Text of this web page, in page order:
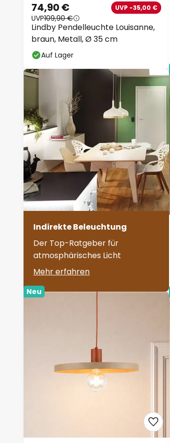
Lindby Pendelleuchte Louisanne,
braun, Metall, Ø 35 cm
74,90 € UVP -35,00 €
UVP109,90 €
Auf Lager
Indirekte Beleuchtung
Der Top-Ratgeber für
atmosphärisches Licht
Mehr erfahren
Neu